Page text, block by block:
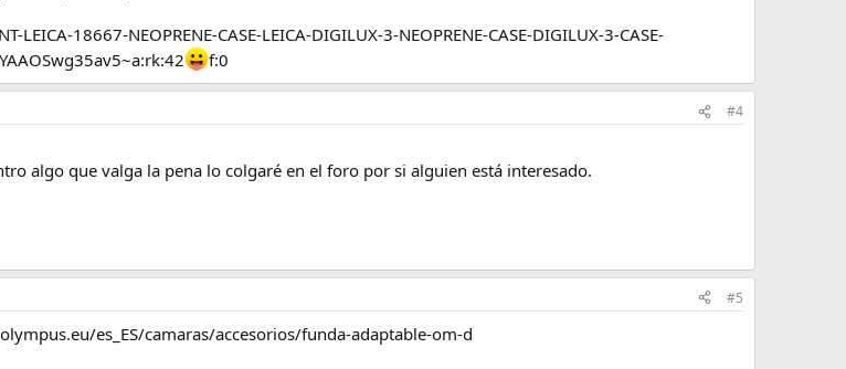
18667-NEOPRENE-CASE-LEICA-DIGILUX-3-NEOPRENE-CASE-DIGILUX-3-CASE-
f:0
#4
algo que valga la pena lo colgaré en el foro por si alguien está interesado.
#5
es_ES/camaras/accesorios/funda-adaptable-om-d